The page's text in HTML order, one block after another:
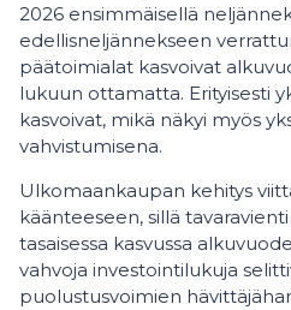
2026 ensimmäisellä
edellisneljännekseen
päätoimialat kasvoivat
lukuun ottamatta. Erityisesti
kasvoivat, mikä näkyi myös
vahvistumisena.
Ulkomaankaupan kehitys
käänteeseen, sillä
tasaisessa kasvussa
vahvoja investointilukuja
puolustusvoimien